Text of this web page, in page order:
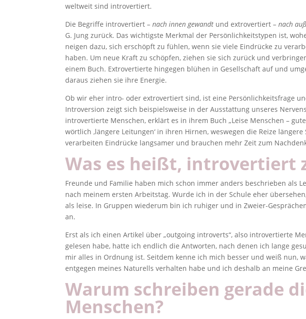
weltweit sind introvertiert.
Die Begriffe introvertiert –nach innen gewandt und extrovertiert –nach
G. Jung zurück. Das wichtigste Merkmal der Persönlichkeitstypen ist,
neigen dazu, sich erschöpft zu fühlen, wenn sie viele Eindrücke zu
haben. Um neue Kraft zu schöpfen, ziehen sie sich zurück und
einem Buch. Extrovertierte hingegen blühen in Gesellschaft auf und
daraus ziehen sie ihre Energie.
Ob wir eher intro- oder extrovertiert sind, ist eine Persönlichkeitsfrage
Introversion zeigt sich beispielsweise in der Ausstattung unseres
introvertierte Menschen, erklärt es in ihrem Buch „Leise Menschen –
wörtlich ‚längere Leitungen‘ in ihren Hirnen, weswegen die Reize
verarbeiten Eindrücke langsamer und brauchen mehr Zeit zum
Was es heißt, introvertiert
Freunde und Familie haben mich schon immer anders beschrieben als
nach meinem ersten Arbeitstag. Wurde ich in der Schule eher
als leise. In Gruppen wiederum bin ich ruhiger und in Zweier-
an.
Erst als ich einen Artikel über „outgoing introverts“, also introvertierte
gelesen habe, hatte ich endlich die Antworten, nach denen ich lange
mir alles in Ordnung ist. Seitdem kenne ich mich besser und weiß nun,
entgegen meines Naturells verhalten habe und ich deshalb an meine
Warum schreiben gerade
Menschen?